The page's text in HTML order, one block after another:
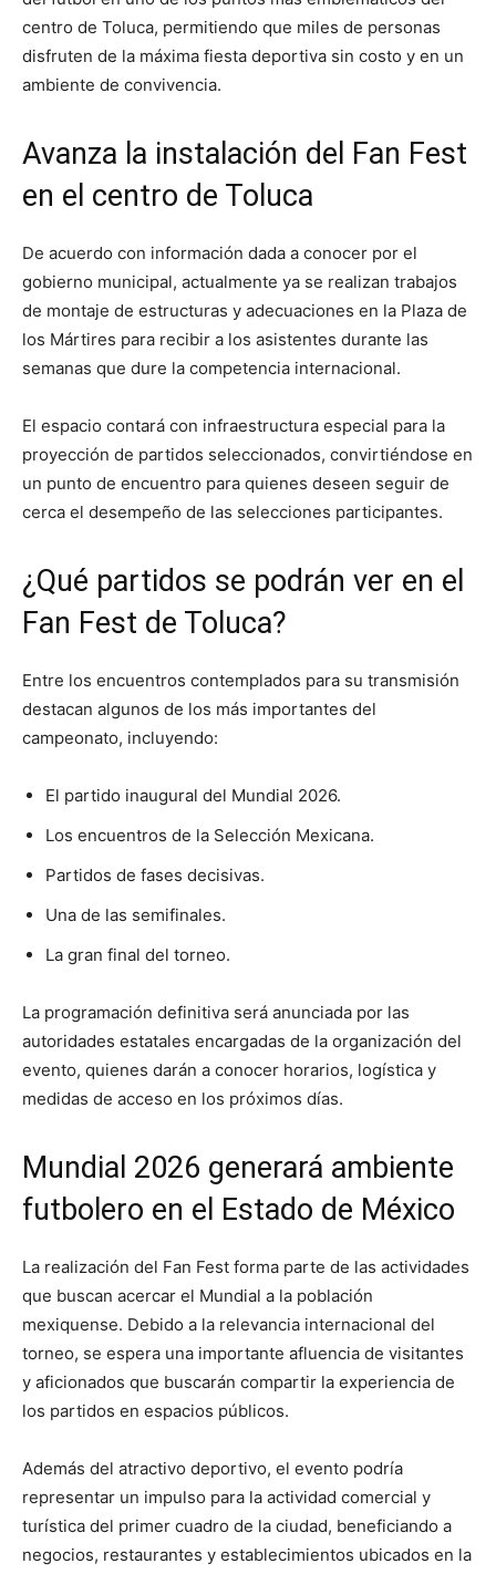
centro de Toluca, permitiendo que miles de personas
disfruten de la máxima fiesta deportiva sin costo y en un
ambiente de convivencia.
Avanza la instalación del Fan Fest
en el centro de Toluca
De acuerdo con información dada a conocer por el
gobierno municipal, actualmente ya se realizan trabajos
de montaje de estructuras y adecuaciones en la Plaza de
los Mártires para recibir a los asistentes durante las
semanas que dure la competencia internacional.
El espacio contará con infraestructura especial para la
proyección de partidos seleccionados, convirtiéndose en
un punto de encuentro para quienes deseen seguir de
cerca el desempeño de las selecciones participantes.
¿Qué partidos se podrán ver en el
Fan Fest de Toluca?
Entre los encuentros contemplados para su transmisión
destacan algunos de los más importantes del
campeonato, incluyendo:
El partido inaugural del Mundial 2026.
Los encuentros de la Selección Mexicana.
Partidos de fases decisivas.
Una de las semifinales.
La gran final del torneo.
La programación definitiva será anunciada por las
autoridades estatales encargadas de la organización del
evento, quienes darán a conocer horarios, logística y
medidas de acceso en los próximos días.
Mundial 2026 generará ambiente
futbolero en el Estado de México
La realización del Fan Fest forma parte de las actividades
que buscan acercar el Mundial a la población
mexiquense. Debido a la relevancia internacional del
torneo, se espera una importante afluencia de visitantes
y aficionados que buscarán compartir la experiencia de
los partidos en espacios públicos.
Además del atractivo deportivo, el evento podría
representar un impulso para la actividad comercial y
turística del primer cuadro de la ciudad, beneficiando a
negocios, restaurantes y establecimientos ubicados en la